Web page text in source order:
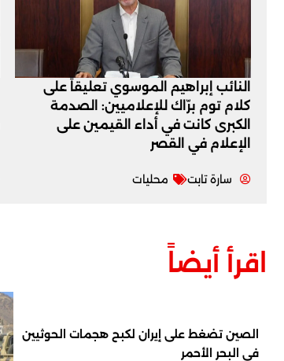
النائب إبراهيم الموسوي تعليقاً على
كلام توم برّاك للإعلاميين: الصدمة
الكبرى كانت في أداء القيمين على
‏الإعلام في القصر
سارة تابت محليات
اقرأ أيضاً
الصين تضغط على إيران لكبح هجمات الحوثيين
في البحر الأحمر